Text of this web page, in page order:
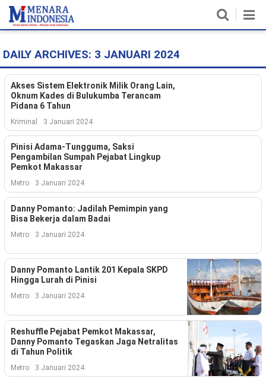
Home
Nasional
Politik
Metro
Daerah
Hukum & HAM
Ekonomi
Kesehatan
Lingkungan
Olahraga
More
DAILY ARCHIVES: 3 JANUARI 2024
Akses Sistem Elektronik Milik Orang Lain,
Oknum Kades di Bulukumba Terancam
Pidana 6 Tahun
Kriminal 3 Januari 2024
Pinisi Adama-Tungguma, Saksi
Pengambilan Sumpah Pejabat Lingkup
Pemkot Makassar
Metro 3 Januari 2024
Danny Pomanto: Jadilah Pemimpin yang
Bisa Bekerja dalam Badai
Metro 3 Januari 2024
Danny Pomanto Lantik 201 Kepala SKPD
Hingga Lurah di Pinisi
Metro 3 Januari 2024
Reshuffle Pejabat Pemkot Makassar,
Danny Pomanto Tegaskan Jaga Netralitas
di Tahun Politik
Metro 3 Januari 2024